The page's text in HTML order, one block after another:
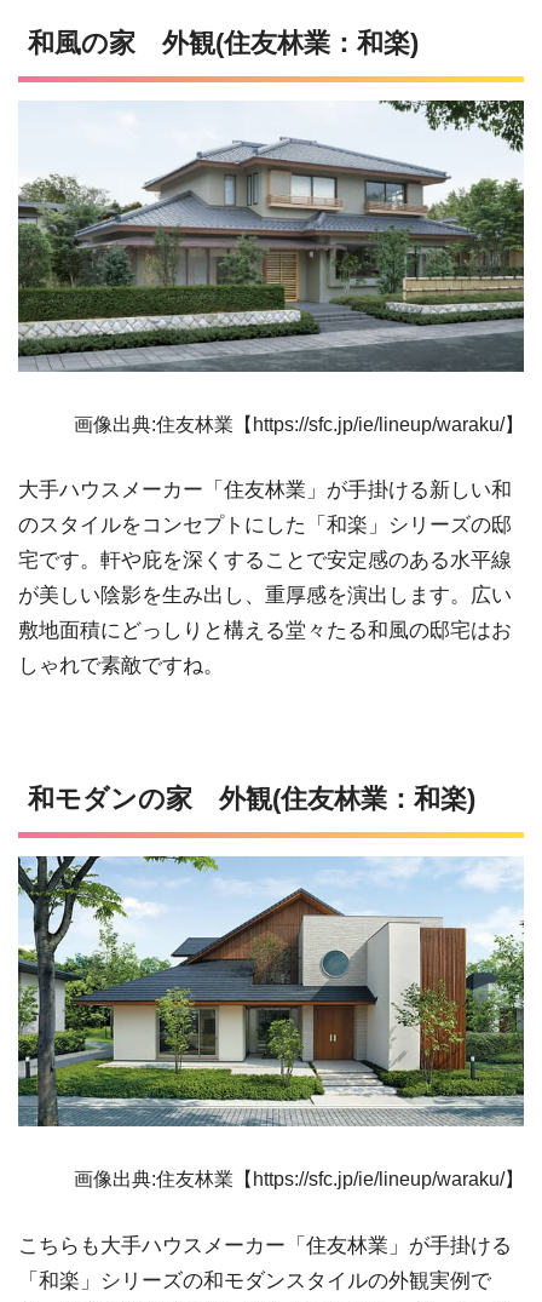
和風の家 外観(住友林業：和楽)
画像出典:住友林業【https://sfc.jp/ie/lineup/waraku/】
大手ハウスメーカー「住友林業」が手掛ける新しい和
のスタイルをコンセプトにした「和楽」シリーズの邸
宅です。軒や庇を深くすることで安定感のある水平線
が美しい陰影を生み出し、重厚感を演出します。広い
敷地面積にどっしりと構える堂々たる和風の邸宅はお
しゃれで素敵ですね。
和モダンの家 外観(住友林業：和楽)
画像出典:住友林業【https://sfc.jp/ie/lineup/waraku/】
こちらも大手ハウスメーカー「住友林業」が手掛ける
「和楽」シリーズの和モダンスタイルの外観実例で